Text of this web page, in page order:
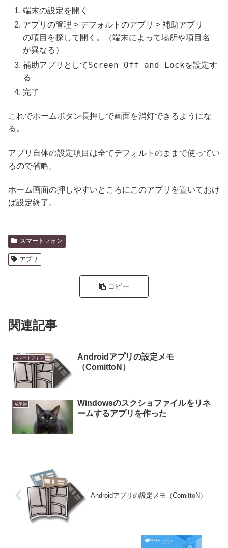
端末の設定を開く
アプリの管理 > デフォルトのアプリ > 補助アプリ
の項目を探して開く。（端末によって場所や項目名
が異なる）
補助アプリとしてScreen Off and Lockを設定す
る
完了
これでホームボタン長押しで画面を消灯できるようにな
る。
アプリ自体の設定項目は全てデフォルトのままで使ってい
るので省略。
ホーム画面の押しやすいところにこのアプリを置いておけ
ば設定終了。
スマートフォン
アプリ
コピー
関連記事
スマートフォン
Androidアプリの設定メモ
（ComittoN）
成果物
Windowsのスクショファイルをリネ
ームするアプリを作った
Androidアプリの設定メモ（ComittoN）